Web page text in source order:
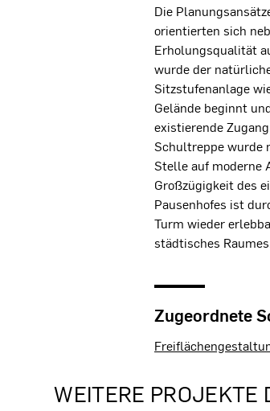
Die
orientierten sich
Erholungsqualität
wurde der
Sitzstufenanlage
Gelände beginnt
existierende
Schultreppe wurde
Stelle auf moderne
Großzügigkeit des
Pausenhofes ist
Turm wieder
städtisches
Zugeordnete
WEITERE PROJEKTE